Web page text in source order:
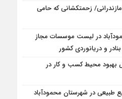
زحمتکشانی که حامی
در لیست موسسات مجاز
و دریانوردی کشور
محیط کسب و کار در
طبیعی در شهرستان محمودآباد